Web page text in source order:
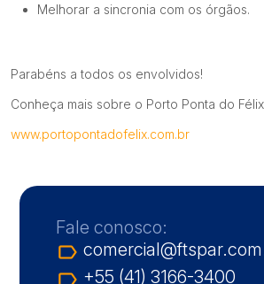
Melhorar a sincronia com os órgãos.
Parabéns a todos os envolvidos!
Conheça mais sobre o Porto Ponta do
www.portopontadofelix.com.br
Fale conosco:
label_outline
+55 (41) 3166-3400